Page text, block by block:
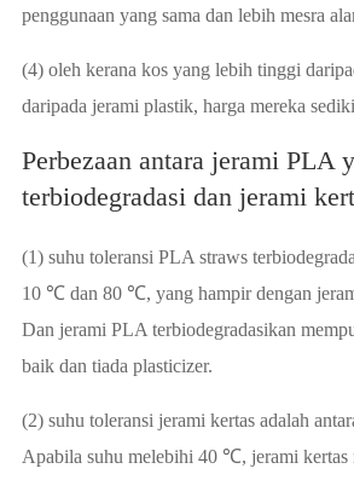
penggunaan yang sama dan lebih mesra
(4) oleh kerana kos yang lebih tinggi
daripada jerami plastik, harga mereka
Perbezaan antara jerami PLA
terbiodegradasi dan jerami
(1) suhu toleransi PLA straws
10 ℃ dan 80 ℃, yang hampir dengan
Dan jerami PLA terbiodegradasikan
baik dan tiada plasticizer.
(2) suhu toleransi jerami kertas adalah
Apabila suhu melebihi 40 ℃, jerami kertas